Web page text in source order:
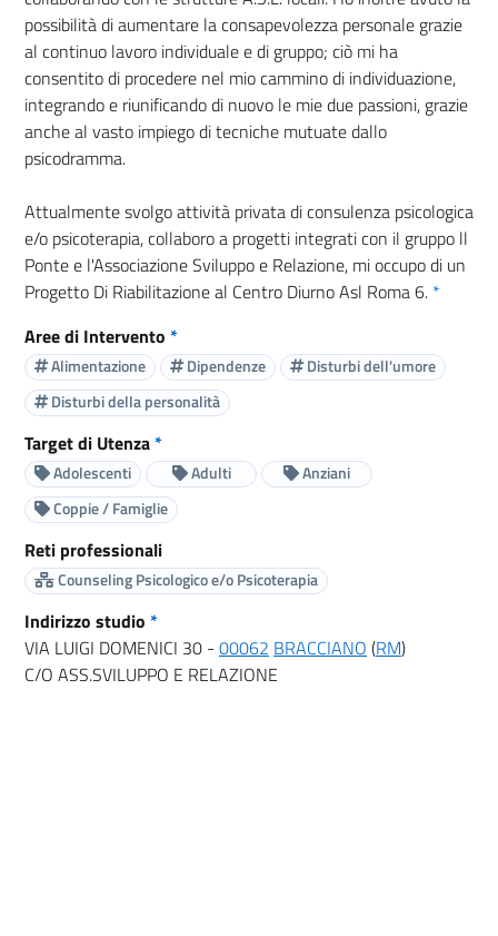
possibilità di aumentare la consapevolezza personale grazie
al continuo lavoro individuale e di gruppo; ciò mi ha
consentito di procedere nel mio cammino di individuazione,
integrando e riunificando di nuovo le mie due passioni, grazie
anche al vasto impiego di tecniche mutuate dallo
psicodramma.
Attualmente svolgo attività privata di consulenza psicologica
e/o psicoterapia, collaboro a progetti integrati con il gruppo ll
Ponte e l'Associazione Sviluppo e Relazione, mi occupo di un
Progetto Di Riabilitazione al Centro Diurno Asl Roma 6. *
Aree di Intervento *
Alimentazione Dipendenze
Disturbi dell'umore
Disturbi della personalità
Target di Utenza*
Adolescenti Adulti
Anziani
Coppie / Famiglie
Reti professionali
Counseling Psicologico e/o Psicoterapia
Indirizzo studio *
VIA LUIGI DOMENICI 30 - 00062 BRACCIANO (RM)
C/O ASS.SVILUPPO E RELAZIONE